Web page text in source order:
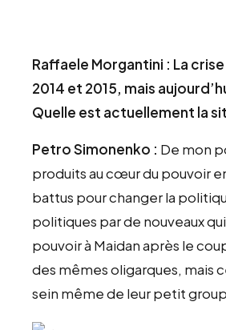
Raffaele Morgantini : La
2014 et 2015, mais
Quelle est actuellement la
Petro Simonenko : De mon
produits au cœur du pouvoir
battus pour changer la
politiques par de nouveaux
pouvoir à Maidan après le
des mêmes oligarques, mais
sein même de leur petit